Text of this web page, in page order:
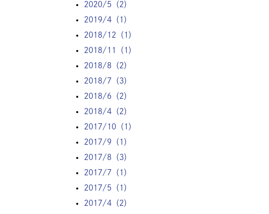
2020/5（2）
2019/4（1）
2018/12（1）
2018/11（1）
2018/8（2）
2018/7（3）
2018/6（2）
2018/4（2）
2017/10（1）
2017/9（1）
2017/8（3）
2017/7（1）
2017/5（1）
2017/4（2）